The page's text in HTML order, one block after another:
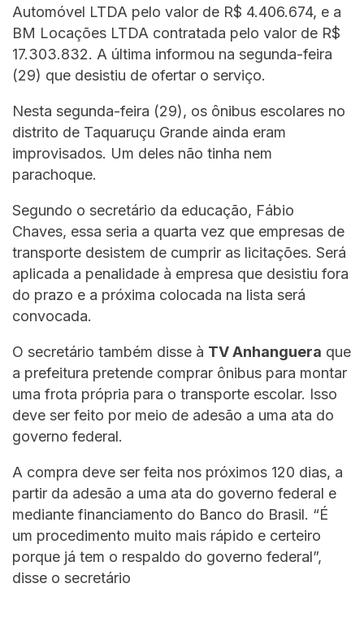
Automóvel LTDA pelo valor de R$ 4.406.674, e a
BM Locações LTDA contratada pelo valor de R$
17.303.832. A última informou na segunda-feira
(29) que desistiu de ofertar o serviço.
Nesta segunda-feira (29), os ônibus escolares no
distrito de Taquaruçu Grande ainda eram
improvisados. Um deles não tinha nem
parachoque.
Segundo o secretário da educação, Fábio
Chaves, essa seria a quarta vez que empresas de
transporte desistem de cumprir as licitações. Será
aplicada a penalidade à empresa que desistiu fora
do prazo e a próxima colocada na lista será
convocada.
O secretário também disse à TV Anhanguera que
a prefeitura pretende comprar ônibus para montar
uma frota própria para o transporte escolar. Isso
deve ser feito por meio de adesão a uma ata do
governo federal.
A compra deve ser feita nos próximos 120 dias, a
partir da adesão a uma ata do governo federal e
mediante financiamento do Banco do Brasil. “É
um procedimento muito mais rápido e certeiro
porque já tem o respaldo do governo federal”,
disse o secretário